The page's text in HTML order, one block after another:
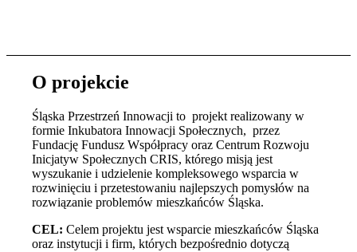
O projekcie
Śląska Przestrzeń Innowacji to projekt realizowany w
formie Inkubatora Innowacji Społecznych, przez
Fundację Fundusz Współpracy oraz Centrum Rozwoju
Inicjatyw Społecznych CRIS, którego misją jest
wyszukanie i udzielenie kompleksowego wsparcia w
rozwinięciu i przetestowaniu najlepszych pomysłów na
rozwiązanie problemów mieszkańców Śląska.
CEL:Celem projektu jest wsparcie mieszkańców Śląska
oraz instytucji i firm, których bezpośrednio dotyczą